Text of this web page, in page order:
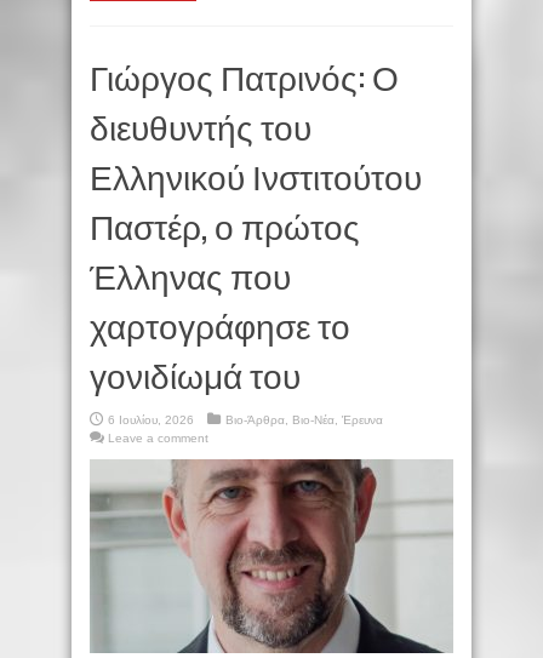
Γιώργος Πατρινός: Ο
διευθυντής του
Ελληνικού Ινστιτούτου
Παστέρ, ο πρώτος
Έλληνας που
χαρτογράφησε το
γονιδίωμά του
6 Ιουλίου, 2026 Βιο-Άρθρα Βιο-Νέα Έρευνα
Leave a comment